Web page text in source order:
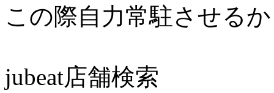
この際自力常駐させる
jubeat店舗検索